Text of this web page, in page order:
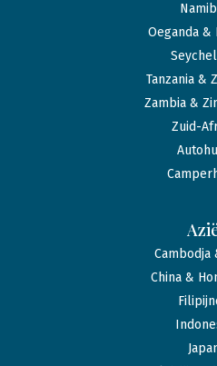
Oeganda &
Tanzania &
Zambia &
Zuid-
Cambodja
China &